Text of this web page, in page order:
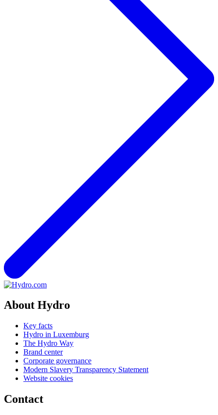
About Hydro
Key facts
Hydro in Luxemburg
The Hydro Way
Brand center
Corporate governance
Modern Slavery Transparency Statement
Website cookies
Contact